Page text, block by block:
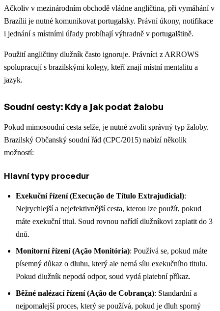
Ačkoliv v mezinárodním obchodě vládne angličtina, při vymáhání v
Brazílii je nutné komunikovat portugalsky. Právní úkony, notifikace
i jednání s místními úřady probíhají výhradně v portugalštině.
Použití angličtiny dlužník často ignoruje. Právníci z ARROWS
spolupracují s brazilskými kolegy, kteří znají místní mentalitu a
jazyk.
Soudní cesty: Kdy a jak podat žalobu
Pokud mimosoudní cesta selže, je nutné zvolit správný typ žaloby.
Brazilský Občanský soudní řád (CPC/2015) nabízí několik
možností:
Hlavní typy procedur
Exekuční řízení (Execução de Título Extrajudicial):
Nejrychlejší a nejefektivnější cesta, kterou lze použít, pokud
máte exekuční titul. Soud rovnou nařídí dlužníkovi zaplatit do 3
dnů.
Monitorní řízení (Ação Monitória): Používá se, pokud máte
písemný důkaz o dluhu, který ale nemá sílu exekučního titulu.
Pokud dlužník nepodá odpor, soud vydá platební příkaz.
Běžné nalézací řízení (Ação de Cobrança): Standardní a
nejpomalejší proces, který se používá, pokud je dluh sporný